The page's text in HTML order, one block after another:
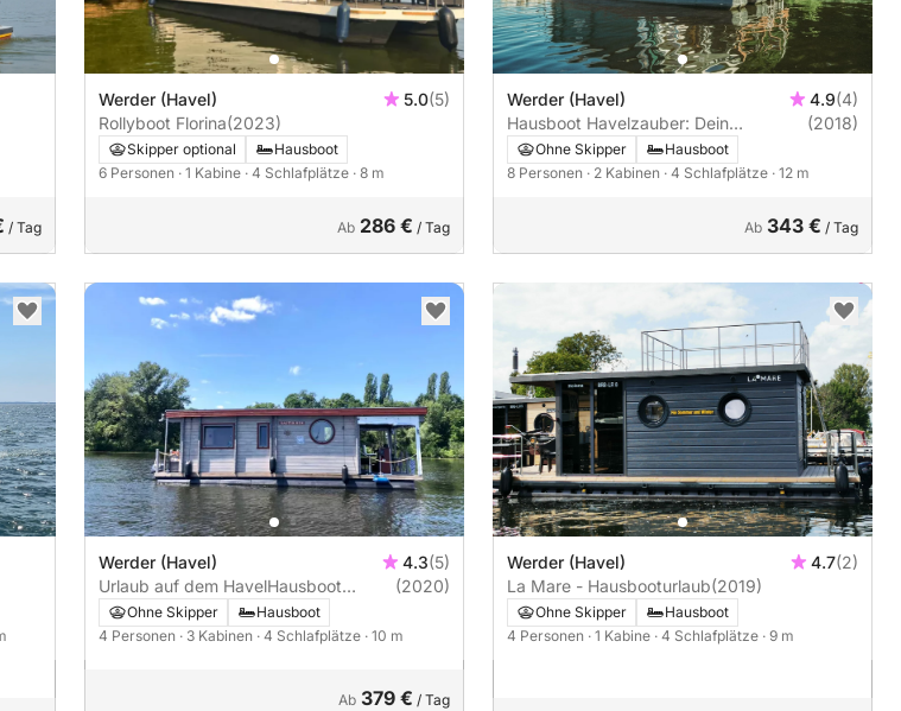
/ Tag
Werder (Havel) 5.0(5)
Rollyboot Florina(2023)
Skipper optional
Hausboot
6 Personen · 1 Kabine · 4 Schlafplätze · 8 m
Ab 286 € / Tag
Werder (Havel) 4.9(4)
Hausboot Havelzauber: Dein
schwimmendes Paradies auf der
Havel
(2018)
Ohne Skipper
Hausboot
8 Personen · 2 Kabinen · 4 Schlafplätze · 12 m
Ab 343 € / Tag
Werder (Havel) 4.3(5)
Urlaub auf dem HavelHausboot
NautikHus
(2020)
Ohne Skipper
Hausboot
4 Personen · 3 Kabinen · 4 Schlafplätze · 10 m
Ab 379 € / Tag
Werder (Havel) 4.7(2)
La Mare - Hausbooturlaub(2019)
Ohne Skipper
Hausboot
4 Personen · 1 Kabine · 4 Schlafplätze · 9 m